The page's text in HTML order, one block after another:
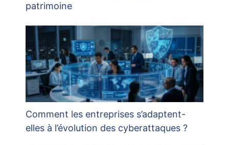
patrimoine
Comment les entreprises s’adaptent-
elles à l’évolution des cyberattaques ?